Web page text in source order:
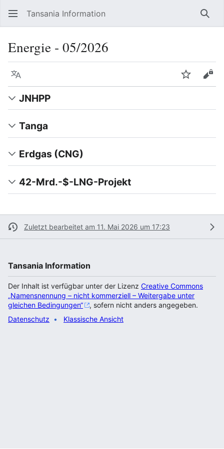
Tansania Information
Energie ‐ 05/2026
Sprache
JNHPP
Tanga
Erdgas (CNG)
42-Mrd.-$-LNG-Projekt
Zuletzt bearbeitet am 11. Mai 2026 um 17:23
Tansania Information
Der Inhalt ist verfügbar unter der Lizenz Creative Commons
„Namensnennung – nicht kommerziell – Weitergabe unter
gleichen Bedingungen“
, sofern nicht anders angegeben.
Datenschutz
Klassische Ansicht